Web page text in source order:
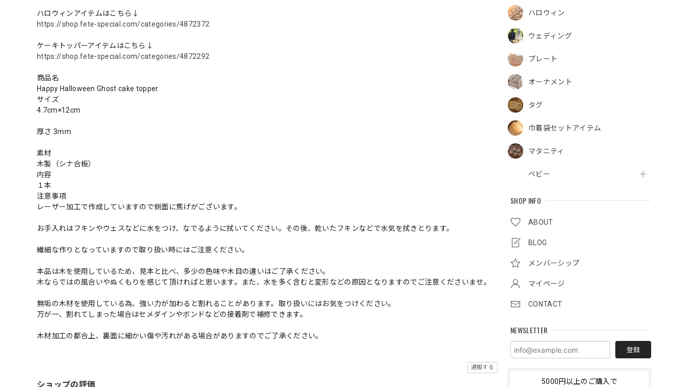
ハロウィン
ウェディング
プレート
オーナメント
タグ
巾着袋セットアイテム
マタニティ
ベビー
SHOP INFO
ABOUT
BLOG
メンバーシップ
マイページ
CONTACT
NEWSLETTER
登録
5000円以上のご購入で
ハロウィンアイテムはこちら↓
https://shop.fete-special.com/categories/4872372
ケーキトッパーアイテムはこちら↓
https://shop.fete-special.com/categories/4872292
商品名
Happy Halloween Ghost cake topper
サイズ
4.7cm×12cm
厚さ 3mm
素材
木製（シナ合板）
内容
１本
注意事項
レーザー加工で作成していますので側面に焦げがございます。
お手入れはフキンやウェスなどに水をつけ、なでるように拭いてください。その後、乾いたフキンなどで水気を拭きとります。
繊細な作りとなっていますので取り扱い時にはご注意ください。
本品は木を使用しているため、見本と比べ、多少の色味や木目の違いはご了承ください。
木ならではの風合いやぬくもりを感じて頂ければと思います。また、水を多く含むと変形などの原因となりますのでご注意くださいませ。
無垢の木材を使用している為、強い力が加わると割れることがあります。取り扱いにはお気をつけください。
万が一、割れてしまった場合はセメダインやボンドなどの接着剤で補修できます。
木材加工の都合上、裏面に細かい傷や汚れがある場合がありますのでご了承ください。
通報する
ショップの評価